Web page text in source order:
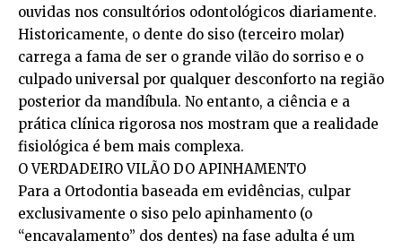
ouvidas nos consultórios odontológicos diariamente.
Historicamente, o dente do siso (terceiro molar)
carrega a fama de ser o grande vilão do sorriso e o
culpado universal por qualquer desconforto na região
posterior da mandíbula. No entanto, a ciência e a
prática clínica rigorosa nos mostram que a realidade
fisiológica é bem mais complexa.
O VERDADEIRO VILÃO DO APINHAMENTO
Para a Ortodontia baseada em evidências, culpar
exclusivamente o siso pelo apinhamento (o
“encavalamento” dos dentes) na fase adulta é um